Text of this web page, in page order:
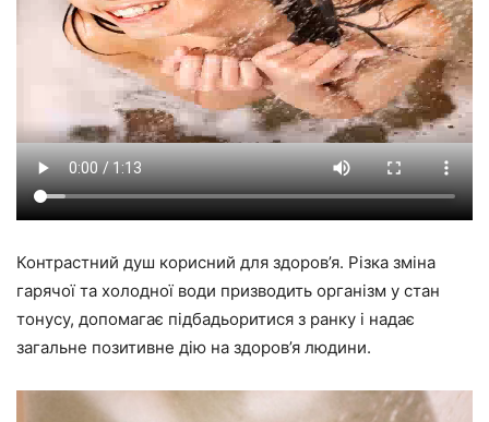
Контрастний душ корисний для здоров’я. Різка зміна
гарячої та холодної води призводить організм у стан
тонусу, допомагає підбадьоритися з ранку і надає
загальне позитивне дію на здоров’я людини.